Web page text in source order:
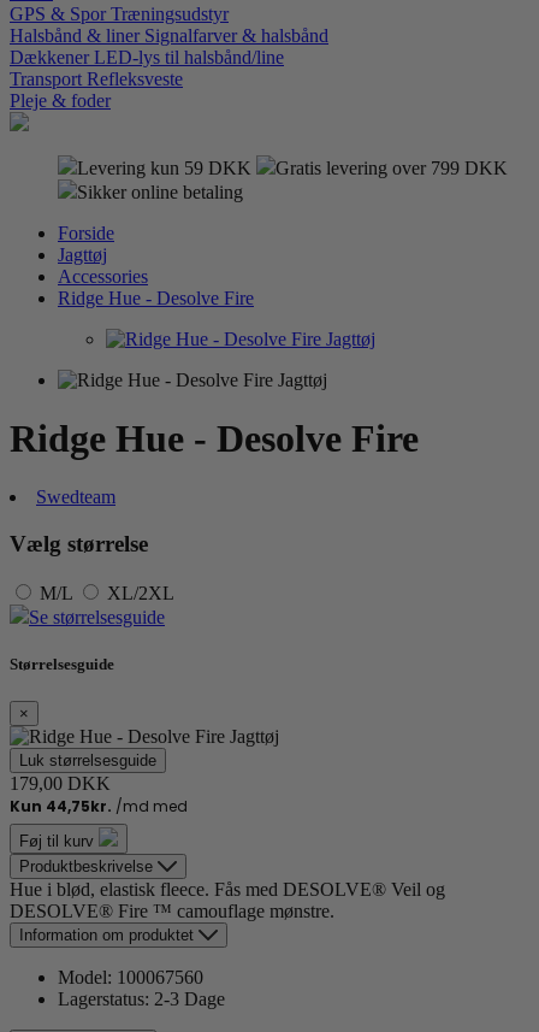
GPS & Spor Træningsudstyr
Halsbånd & liner Signalfarver & halsbånd
Dækkener LED-lys til halsbånd/line
Transport Refleksveste
Pleje & foder
Levering kun 59 DKK
Gratis levering over 799 DKK
Sikker online betaling
Forside
Jagttøj
Accessories
Ridge Hue - Desolve Fire
Ridge Hue - Desolve Fire
Swedteam
Vælg størrelse
M/L
XL/2XL
Se størrelsesguide
Størrelsesguide
×
Luk størrelsesguide
179,00 DKK
Føj til kurv
Produktbeskrivelse
Hue i blød, elastisk fleece. Fås med DESOLVE® Veil og
DESOLVE® Fire ™ camouflage mønstre.
Information om produktet
Model: 100067560
Lagerstatus: 2-3 Dage